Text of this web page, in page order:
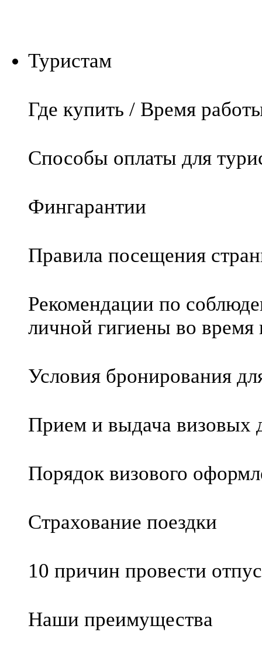
Туристам
Где купить / Время
Способы оплаты для
Фингарантии
Правила посещения
Рекомендации по
личной гигиены во время
Условия бронирования
Прием и выдача визовых
Порядок визового
Страхование поездки
10 причин провести
Наши преимущества